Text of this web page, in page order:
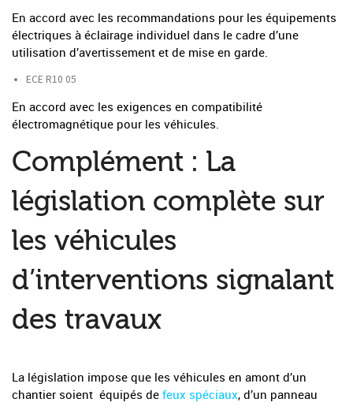
En accord avec les recommandations pour les équipements
électriques à éclairage individuel dans le cadre d’une
utilisation d’avertissement et de mise en garde.
ECE R10 05
En accord avec les exigences en compatibilité
électromagnétique pour les véhicules.
Complément : La
législation complète sur
les véhicules
d’interventions signalant
des travaux
La législation impose que les véhicules en amont d’un
chantier soient équipés de feux spéciaux, d’un panneau